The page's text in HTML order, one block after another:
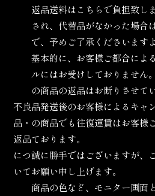
不良
品・
返品
につ
いて
返品送料はこちらで負担致し
され、代替品がなかった場合
で、予めご了承くださいます
基本的に、お客様ご都合によ
ルにはお受けしておりません
の商品の返品はお断りさせて
品発送後のお客様によるキャ
の商品でも往復運賃はお客様
ております。
誠に勝手ではございますが、
お願い申し上げます。
商品の色など、モニター画面